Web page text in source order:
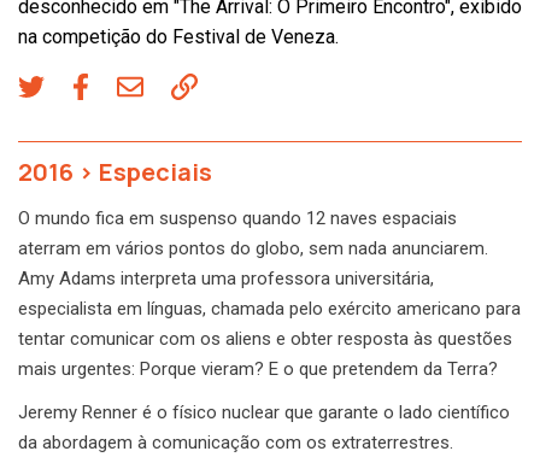
desconhecido em "The Arrival: O Primeiro Encontro", exibido
na competição do Festival de Veneza.
2016 > Especiais
O mundo fica em suspenso quando 12 naves espaciais
aterram em vários pontos do globo, sem nada anunciarem.
Amy Adams interpreta uma professora universitária,
especialista em línguas, chamada pelo exército americano para
tentar comunicar com os aliens e obter resposta às questões
mais urgentes: Porque vieram? E o que pretendem da Terra?
Jeremy Renner é o físico nuclear que garante o lado científico
da abordagem à comunicação com os extraterrestres.